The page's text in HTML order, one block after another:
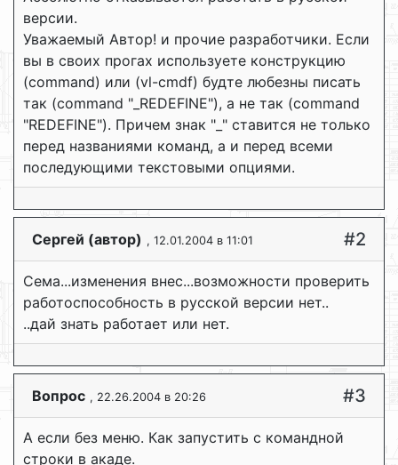
версии.
Уважаемый Автор! и прочие разработчики. Если
вы в своих прогах используете конструкцию
(command) или (vl-cmdf) будте любезны писать
так (command "_REDEFINE"), а не так (command
"REDEFINE"). Причем знак "_" ставится не только
перед названиями команд, а и перед всеми
последующими текстовыми опциями.
Сергей (автор) , 12.01.2004 в 11:01 #2
Сема...изменения внес...возможности проверить
работоспособность в русской версии нет..
..дай знать работает или нет.
Вопрос , 22.26.2004 в 20:26 #3
А если без меню. Как запустить с командной
строки в акаде.